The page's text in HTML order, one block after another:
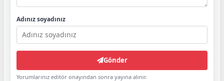
Adınız soyadınız
Gönder
Yorumlarınız editör onayından sonra yayına alınır.